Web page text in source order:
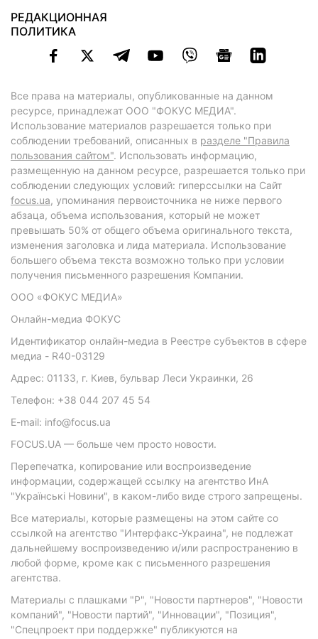
РЕДАКЦИОННАЯ
ПОЛИТИКА
Все права на материалы, опубликованные на данном
ресурсе, принадлежат ООО "ФОКУС МЕДИА".
Использование материалов разрешается только при
соблюдении требований, описанных в разделе "Правила
пользования сайтом". Использовать информацию,
размещенную на данном ресурсе, разрешается только при
соблюдении следующих условий: гиперссылки на Сайт
focus.ua, упоминания первоисточника не ниже первого
абзаца, объема использования, который не может
превышать 50% от общего объема оригинального текста,
изменения заголовка и лида материала. Использование
большего объема текста возможно только при условии
получения письменного разрешения Компании.
ООО «ФОКУС МЕДИА»
Онлайн-медиа ФОКУС
Идентификатор онлайн-медиа в Реестре субъектов в сфере
медиа - R40-03129
Адрес: 01133, г. Киев, бульвар Леси Украинки, 26
Телефон: +38 044 207 45 54
E-mail: info@focus.ua
FOCUS.UA — больше чем просто новости.
Перепечатка, копирование или воспроизведение
информации, содержащей ссылку на агентство ИнА
"Українські Новини", в каком-либо виде строго запрещены.
Все материалы, которые размещены на этом сайте со
ссылкой на агентство "Интерфакс-Украина", не подлежат
дальнейшему воспроизведению и/или распространению в
любой форме, кроме как с письменного разрешения
агентства.
Материалы с плашками "Р", "Новости партнеров", "Новости
компаний", "Новости партий", "Инновации", "Позиция",
"Спецпроект при поддержке" публикуются на